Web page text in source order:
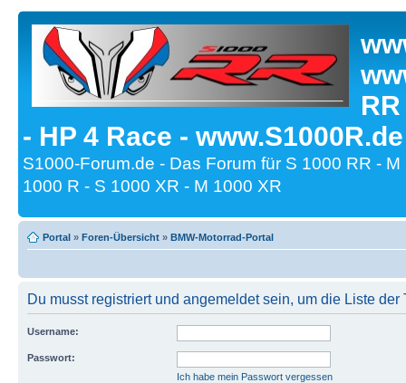
- HP 4 Race -
S1000-Forum.de - Das Forum für S 1000 RR -
1000 R - S 1000 XR - M 1000 XR
Portal » Foren-Übersicht » BMW-Motorrad-Portal
Du musst registriert und angemeldet sein, um die Liste
Username:
Passwort:
Ich habe mein Passwort vergessen